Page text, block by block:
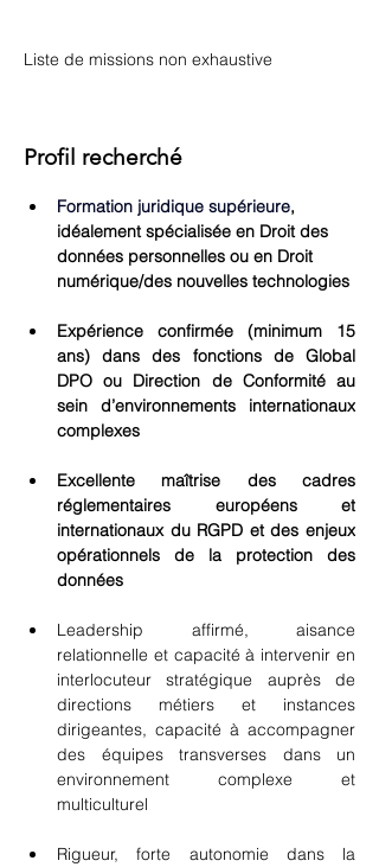
Liste de missions non exhaustive
Profil recherché
Formation juridique supérieure,
idéalement spécialisée en Droit des
données personnelles ou en Droit
numérique/des nouvelles technologies
Expérience confirmée (minimum 15
ans) dans des fonctions de Global
DPO ou Direction de Conformité au
sein d’environnements internationaux
complexes
Excellente maîtrise des cadres
réglementaires européens et
internationaux du RGPD et des enjeux
opérationnels de la protection des
données
Leadership affirmé, aisance
relationnelle et capacité à intervenir en
interlocuteur stratégique auprès de
directions métiers et instances
dirigeantes, capacité à accompagner
des équipes transverses dans un
environnement complexe et
multiculturel
Rigueur, forte autonomie dans la